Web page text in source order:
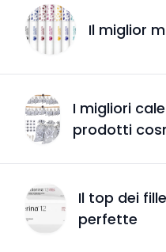
Il miglior
I migliori
prodotti
Il top dei
perfette